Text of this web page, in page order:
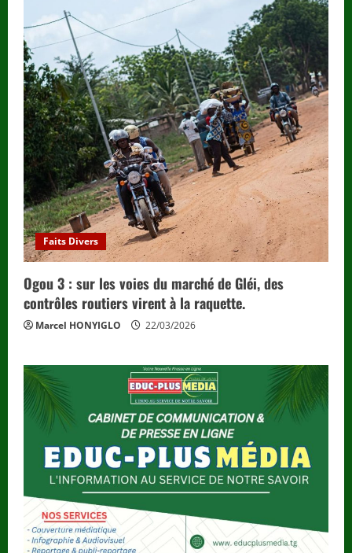
Faits Divers
Ogou 3 : sur les voies du marché de Gléi, des
contrôles routiers virent à la raquette.
Marcel HONYIGLO 22/03/2026